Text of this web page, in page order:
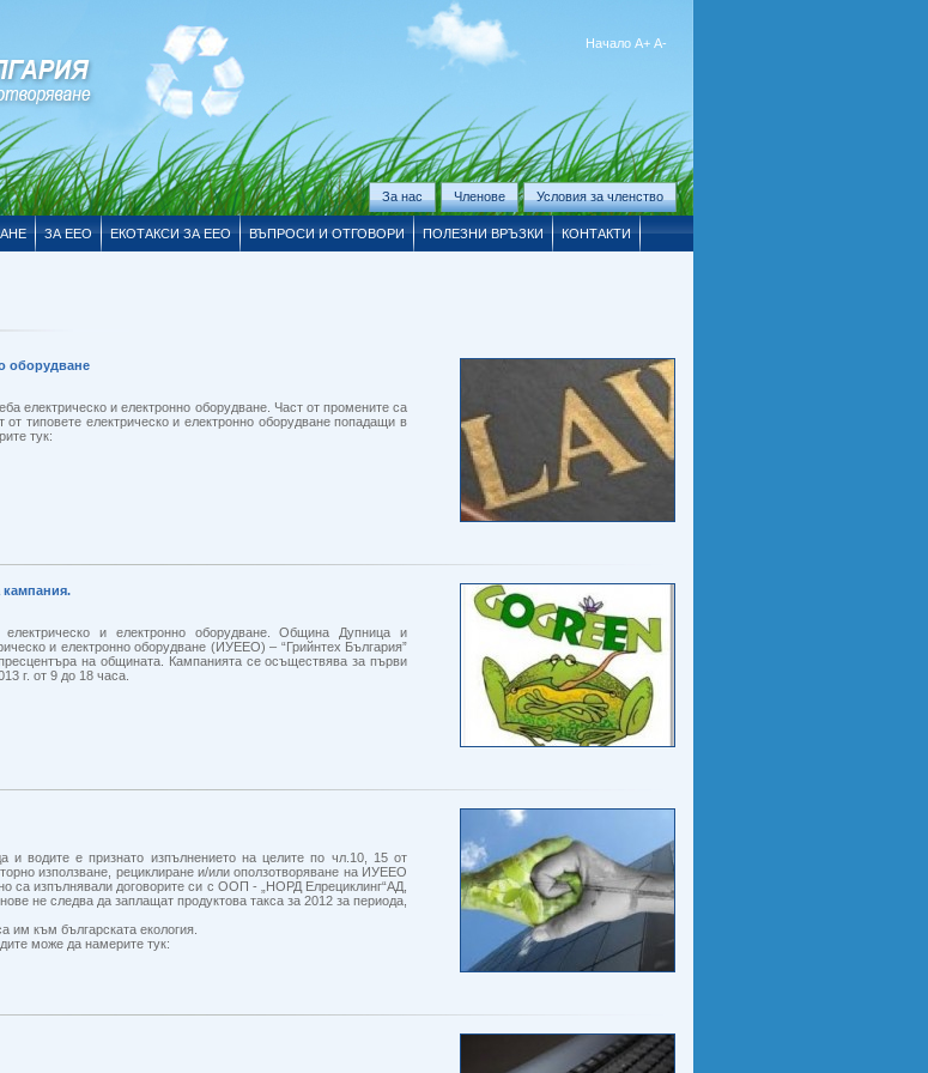
Начало А+ А-
Условия за членство
Членове
За нас
ЗА EEO ЕКОТАКСИ ЗА ЕЕО ВЪПРОСИ И ОТГОВОРИ ПОЛЕЗНИ ВРЪЗКИ КОНТАКТИ
оборудване
електрическо и електронно оборудване. Част от промените са
типовете електрическо и електронно оборудване попадащи в
тук:
и електронно оборудване. Община Дупница и
и електронно оборудване (ИУЕЕО) – “Грийнтех България”
на общината. Кампанията се осъществява за първи
г. от 9 до 18 часа.
водите е признато изпълнението на целите по чл.10, 15 от
използване, рециклиране и/или оползотворяване на ИУЕЕО
са изпълнявали договорите си с ООП - „НОРД Елрециклинг“АД,
не следва да заплащат продуктова такса за 2012 за периода,
към българската екология.
може да намерите тук: